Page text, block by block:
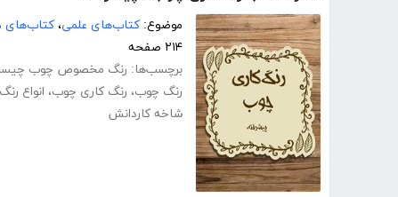
موضوع: کتاب‌های علمی، کتاب‌های
۲۱۴ صفحه
برچسب‌ها: رنگ مخصوص چوب
رنگ چوب، رنگ کاری چوب، انواع
شاخه کاردانش